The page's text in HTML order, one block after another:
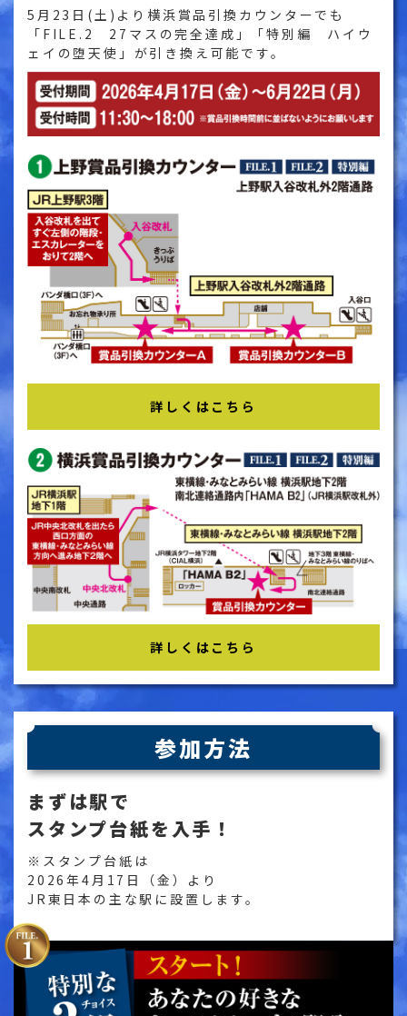
5月23日(土)より横浜賞品引換カウンターでも
「FILE.2 27マスの完全達成」「特別編 ハイウ
ェイの堕天使」が引き換え可能です。
詳しくはこちら
詳しくはこちら
参加方法
まずは駅で
スタンプ台紙を入手！
※スタンプ台紙は
2026年4月17日（金）より
JR東日本の主な駅に設置します。